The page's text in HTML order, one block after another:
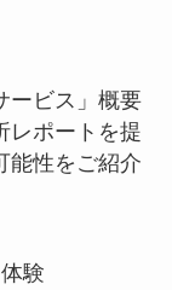
ービス」概要
レポートを提
能性をご紹介
験